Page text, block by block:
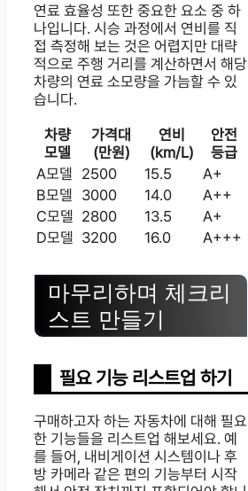
연료 효율성 또한 중요한 요소 중 하
나입니다. 시승 과정에서 연비를 직
접 측정해 보는 것은 어렵지만 대략
적으로 주행 거리를 계산하면서 해당
차량의 연료 소모량을 가늠할 수 있
습니다.
차량
모델
가격대
(만원)
연비
(km/L)
안전
등급
A모델
2500 15.5
A+
B모델
3000 14.0
A++
C모델 2800 13.5
A+
D모델 3200 16.0 A+++
마무리하며 체크리
스트 만들기
필요 기능 리스트업 하기
구매하고자 하는 자동차에 대해 필요
한 기능들을 리스트업 해보세요. 예
를 들어, 내비게이션 시스템이나 후
방 카메라 같은 편의 기능부터 시작